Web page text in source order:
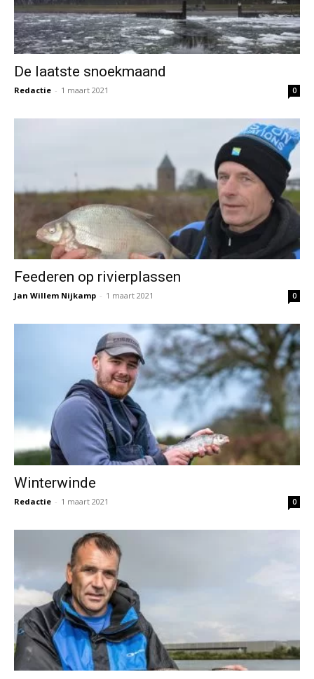
De laatste snoekmaand
Redactie - 1 maart 2021 0
Feederen op rivierplassen
Jan Willem Nijkamp - 1 maart 2021 0
Winterwinde
Redactie - 1 maart 2021 0